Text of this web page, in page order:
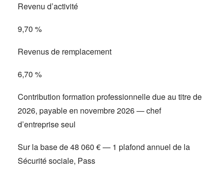
Revenu d’activité
9,70 %
Revenus de remplacement
6,70 %
Contribution formation professionnelle due au titre de
2026, payable en novembre 2026 — chef
d’entreprise seul
Sur la base de 48 060 € — 1 plafond annuel de la
Sécurité sociale, Pass